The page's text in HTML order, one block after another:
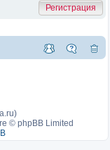
Регистрация
© phpBB Limited